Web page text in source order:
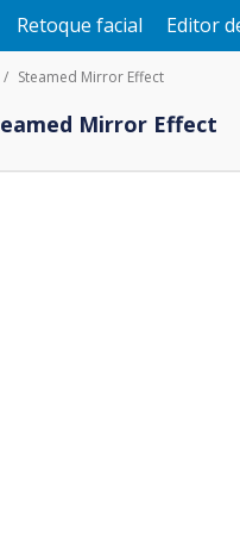
Retoque facial Editor
Steamed Mirror Effect
Mirror Effect